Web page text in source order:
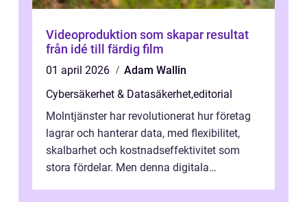
Videoproduktion som skapar resultat
från idé till färdig film
01 april 2026
Adam Wallin
Cybersäkerhet & Datasäkerhet,editorial
Molntjänster har revolutionerat hur företag
lagrar och hanterar data, med flexibilitet,
skalbarhet och kostnadseffektivitet som
stora fördelar. Men denna digitala